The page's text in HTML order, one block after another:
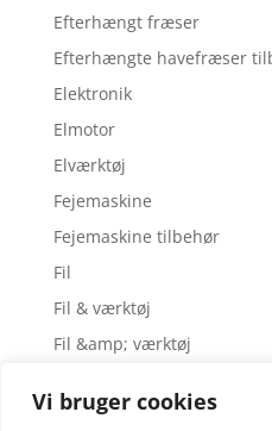
Vi bruger cookies
Efterhængt fræser
Efterhængte havefræser
Elektronik
Elmotor
Elværktøj
Fejemaskine
Fejemaskine tilbehør
Fil
Fil & værktøj
Fil &amp; værktøj
Fjernbetjening